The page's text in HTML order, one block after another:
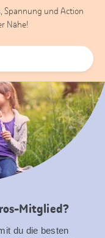
Spannung und Action
Nähe!
Mitglied?
du die besten